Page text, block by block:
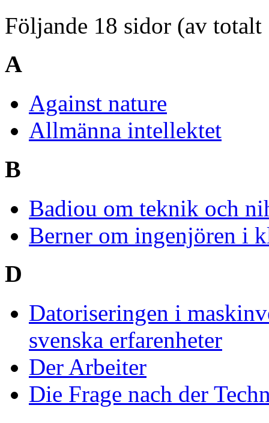
Följande 18 sidor (av
A
Against nature
Allmänna intellektet
B
Badiou om teknik och
Berner om ingenjören i
D
Datoriseringen i
svenska erfarenheter
Der Arbeiter
Die Frage nach der